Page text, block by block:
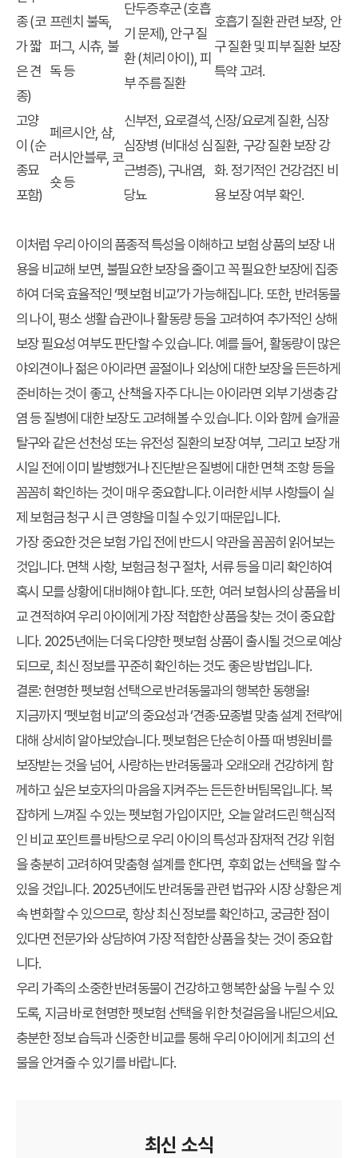
종 (코
가 짧
은 견
종)
프렌치 불독,
퍼그, 시츄, 불
독 등
단두증후군 (호흡
기 문제), 안구 질
환 (체리 아이), 피
부 주름 질환
호흡기 질환 관련 보장, 안
구 질환 및 피부 질환 보장
특약 고려.
고양
이 (순
종묘
포함)
페르시안, 샴,
러시안블루, 코
숏 등
신부전, 요로결석,
심장병 (비대성 심
근병증), 구내염,
당뇨
신장/요로계 질환, 심장
질환, 구강 질환 보장 강
화. 정기적인 건강검진 비
용 보장 여부 확인.
이처럼 우리 아이의 품종적 특성을 이해하고 보험 상품의 보장 내
용을 비교해 보면, 불필요한 보장을 줄이고 꼭 필요한 보장에 집중
하여 더욱 효율적인 ‘펫보험 비교’가 가능해집니다. 또한, 반려동물
의 나이, 평소 생활 습관이나 활동량 등을 고려하여 추가적인 상해
보장 필요성 여부도 판단할 수 있습니다. 예를 들어, 활동량이 많은
야외견이나 젊은 아이라면 골절이나 외상에 대한 보장을 든든하게
준비하는 것이 좋고, 산책을 자주 다니는 아이라면 외부 기생충 감
염 등 질병에 대한 보장도 고려해볼 수 있습니다. 이와 함께 슬개골
탈구와 같은 선천성 또는 유전성 질환의 보장 여부, 그리고 보장 개
시일 전에 이미 발병했거나 진단받은 질병에 대한 면책 조항 등을
꼼꼼히 확인하는 것이 매우 중요합니다. 이러한 세부 사항들이 실
제 보험금 청구 시 큰 영향을 미칠 수 있기 때문입니다.
가장 중요한 것은 보험 가입 전에 반드시 약관을 꼼꼼히 읽어보는
것입니다. 면책 사항, 보험금 청구 절차, 서류 등을 미리 확인하여
혹시 모를 상황에 대비해야 합니다. 또한, 여러 보험사의 상품을 비
교 견적하여 우리 아이에게 가장 적합한 상품을 찾는 것이 중요합
니다. 2025년에는 더욱 다양한 펫보험 상품이 출시될 것으로 예상
되므로, 최신 정보를 꾸준히 확인하는 것도 좋은 방법입니다.
결론: 현명한 펫보험 선택으로 반려동물과의 행복한 동행을!
지금까지 ‘펫보험 비교’의 중요성과 ‘견종·묘종별 맞춤 설계 전략’에
대해 상세히 알아보았습니다. 펫보험은 단순히 아플 때 병원비를
보장받는 것을 넘어, 사랑하는 반려동물과 오래오래 건강하게 함
께하고 싶은 보호자의 마음을 지켜주는 든든한 버팀목입니다. 복
잡하게 느껴질 수 있는 펫보험 가입이지만, 오늘 알려드린 핵심적
인 비교 포인트를 바탕으로 우리 아이의 특성과 잠재적 건강 위험
을 충분히 고려하여 맞춤형 설계를 한다면, 후회 없는 선택을 할 수
있을 것입니다. 2025년에도 반려동물 관련 법규와 시장 상황은 계
속 변화할 수 있으므로, 항상 최신 정보를 확인하고, 궁금한 점이
있다면 전문가와 상담하여 가장 적합한 상품을 찾는 것이 중요합
니다.
우리 가족의 소중한 반려동물이 건강하고 행복한 삶을 누릴 수 있
도록, 지금 바로 현명한 펫보험 선택을 위한 첫걸음을 내딛으세요.
충분한 정보 습득과 신중한 비교를 통해 우리 아이에게 최고의 선
물을 안겨줄 수 있기를 바랍니다.
최신 소식